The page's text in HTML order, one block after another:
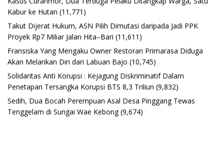
Kabur ke Hutan (11,771)
Takut Dijerat Hukum, ASN Pilih Dimutasi daripada Jadi PPK
Proyek Rp7 Miliar Jalan Hita–Bari (11,611)
Fransiska Yang Mengaku Owner Restoran Primarasa Diduga
Akan Melarikan Diri dari Labuan Bajo (10,745)
Solidaritas Anti Korupsi : Kejagung Diskriminatif Dalam
Penetapan Tersangka Korupsi BTS 8,3 Triliun (9,832)
Sedih, Dua Bocah Perempuan Asal Desa Pinggang Tewas
Tenggelam di Sungai Wae Kebong (9,674)